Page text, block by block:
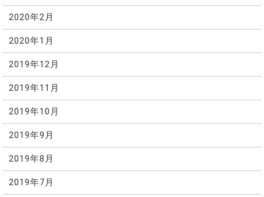
2020年2月
2020年1月
2019年12月
2019年11月
2019年10月
2019年9月
2019年8月
2019年7月